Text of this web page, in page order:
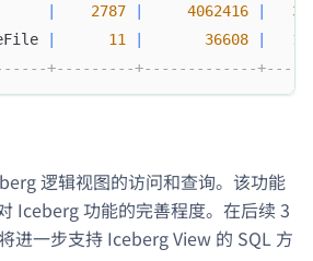
2787 4062416
11 36608
+---------+-------------
逻辑视图的访问和查询。该功能
Iceberg 功能的完善程度。在后续 3
进一步支持 Iceberg View 的 SQL 方